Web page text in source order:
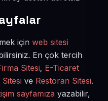
için web sitesi
En çok tercih
Sitesi, E-Ticaret
ve Restoran Sitesi.
sayfamıza yazabilir,